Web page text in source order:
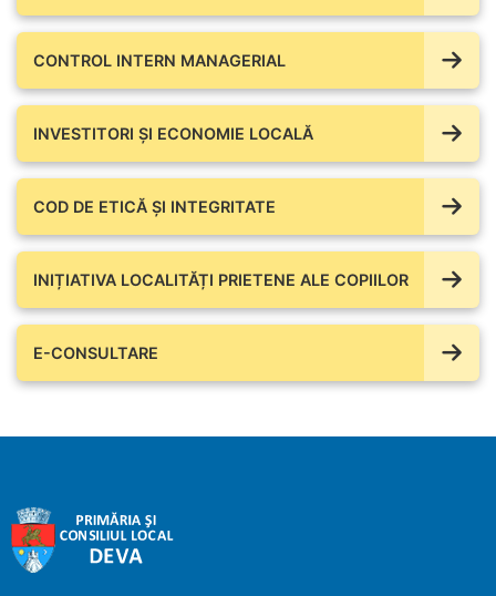
CONTROL INTERN MANAGERIAL
INVESTITORI ȘI ECONOMIE LOCALĂ
COD DE ETICĂ ȘI INTEGRITATE
INIȚIATIVA LOCALITĂȚI PRIETENE ALE COPIILOR
E-CONSULTARE